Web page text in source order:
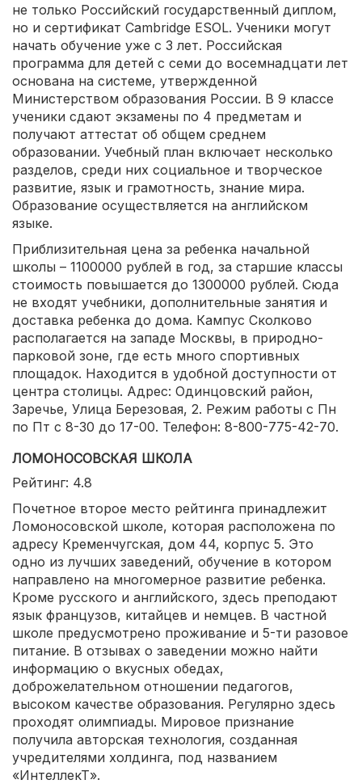
не только Российский государственный диплом,
но и сертификат Cambridge ESOL. Ученики могут
начать обучение уже с 3 лет. Российская
программа для детей с семи до восемнадцати лет
основана на системе, утвержденной
Министерством образования России. В 9 классе
ученики сдают экзамены по 4 предметам и
получают аттестат об общем среднем
образовании. Учебный план включает несколько
разделов, среди них социальное и творческое
развитие, язык и грамотность, знание мира.
Образование осуществляется на английском
языке.
Приблизительная цена за ребенка начальной
школы – 1100000 рублей в год, за старшие классы
стоимость повышается до 1300000 рублей. Сюда
не входят учебники, дополнительные занятия и
доставка ребенка до дома. Кампус Сколково
располагается на западе Москвы, в природно-
парковой зоне, где есть много спортивных
площадок. Находится в удобной доступности от
центра столицы. Адрес: Одинцовский район,
Заречье, Улица Березовая, 2. Режим работы с Пн
по Пт с 8-30 до 17-00. Телефон: 8-800-775-42-70.
ЛОМОНОСОВСКАЯ ШКОЛА
Рейтинг: 4.8
Почетное второе место рейтинга принадлежит
Ломоносовской школе, которая расположена по
адресу Кременчугская, дом 44, корпус 5. Это
одно из лучших заведений, обучение в котором
направлено на многомерное развитие ребенка.
Кроме русского и английского, здесь преподают
язык французов, китайцев и немцев. В частной
школе предусмотрено проживание и 5-ти разовое
питание. В отзывах о заведении можно найти
информацию о вкусных обедах,
доброжелательном отношении педагогов,
высоком качестве образования. Регулярно здесь
проходят олимпиады. Мировое признание
получила авторская технология, созданная
учредителями холдинга, под названием
«ИнтеллекТ».